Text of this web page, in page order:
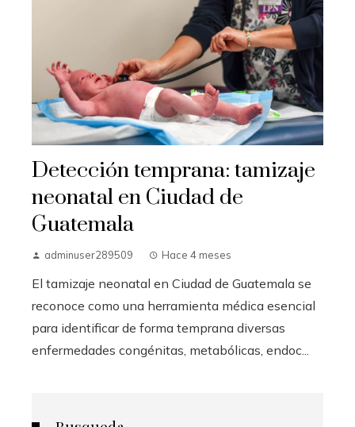
Detección temprana: tamizaje
neonatal en Ciudad de
Guatemala
adminuser289509 Hace 4 meses
El tamizaje neonatal en Ciudad de Guatemala se
reconoce como una herramienta médica esencial
para identificar de forma temprana diversas
enfermedades congénitas, metabólicas, endoc...